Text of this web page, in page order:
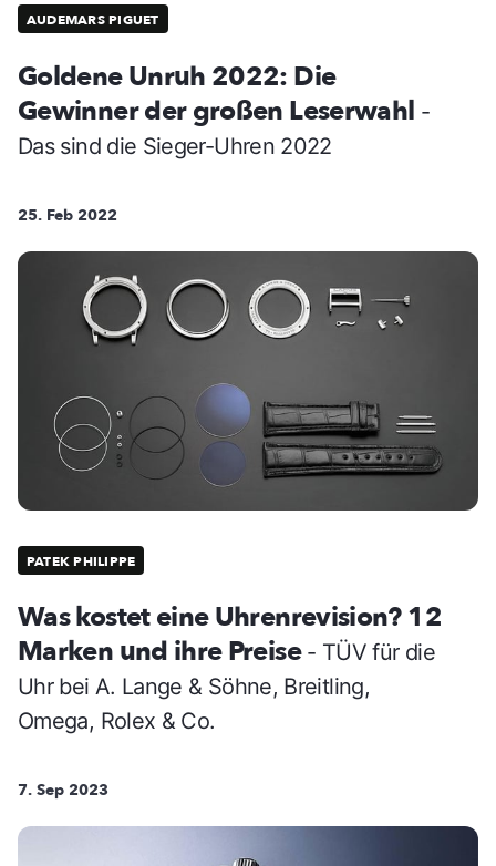
AUDEMARS PIGUET
Goldene Unruh 2022: Die
Gewinner der großen Leserwahl -
Das sind die Sieger-Uhren 2022
25. Feb 2022
PATEK PHILIPPE
Was kostet eine Uhrenrevision? 12
Marken und ihre Preise - TÜV für die
Uhr bei A. Lange & Söhne, Breitling,
Omega, Rolex & Co.
7. Sep 2023